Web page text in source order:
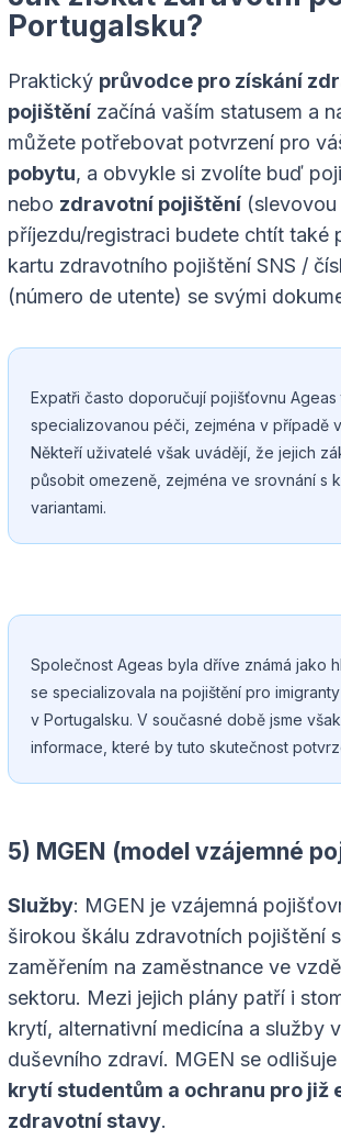
Portugalsku?
Praktický průvodce pro získání
pojištění začíná vaším statusem a
můžete potřebovat potvrzení pro
pobytu, a obvykle si zvolíte buď
nebo zdravotní pojištění
příjezdu/registraci budete chtít také
kartu zdravotního pojištění SNS /
(número de utente) se svými
Expatři často doporučují pojišťovnu Ageas
specializovanou péči, zejména v případě
Někteří uživatelé však uvádějí, že jejich
působit omezeně, zejména ve srovnání s
variantami.
Společnost Ageas byla dříve známá jako
se specializovala na pojištění pro
v Portugalsku. V současné době jsme
informace, které by tuto skutečnost
5) MGEN (model vzájemné
Služby: MGEN je vzájemná
širokou škálu zdravotních pojištění
zaměřením na zaměstnance ve
sektoru. Mezi jejich plány patří i
krytí, alternativní medicína a služby
duševního zdraví. MGEN se
krytí studentům a ochranu pro již
zdravotní stavy.